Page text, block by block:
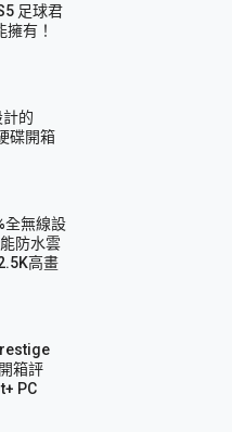
足球君
有！
的
碟開箱
全無線設
防水雲
高畫
箱評
PC